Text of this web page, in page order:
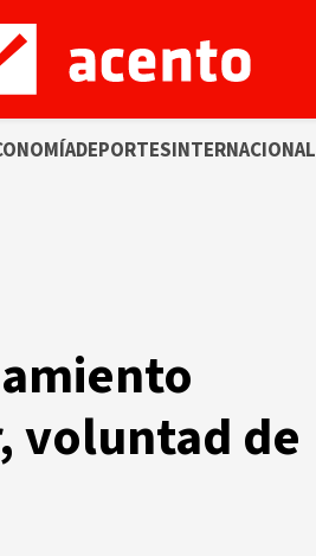
DEPORTESINTERNACIONAL
voluntad de